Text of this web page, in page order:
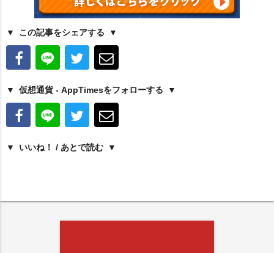
この記事をシェアする
仮想通貨 - AppTimesをフォローする
いいね！ / あとで読む